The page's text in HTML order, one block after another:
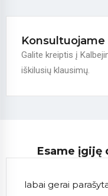
Konsultuojame
Galite kreiptis į
iškilusių klausimų.
Esame įgiję
labai gerai